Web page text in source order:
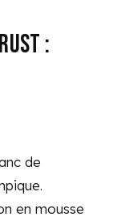
:
de
en mousse